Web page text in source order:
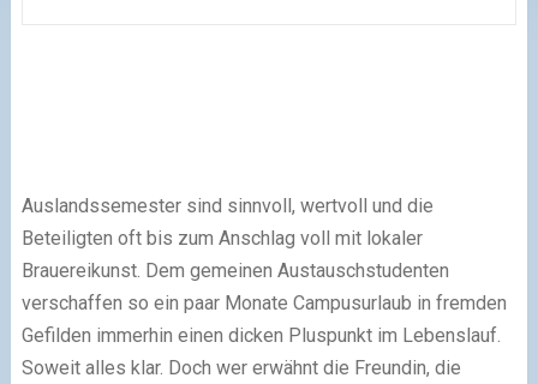
Auslandssemester sind sinnvoll, wertvoll und die
Beteiligten oft bis zum Anschlag voll mit lokaler
Brauereikunst. Dem gemeinen Austauschstudenten
verschaffen so ein paar Monate Campusurlaub in fremden
Gefilden immerhin einen dicken Pluspunkt im Lebenslauf.
Soweit alles klar. Doch wer erwähnt die Freundin, die